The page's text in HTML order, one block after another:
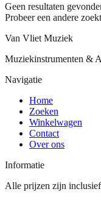
Geen resultaten
Probeer een andere
Van Vliet Muziek
Muziekinstrumenten &
Navigatie
Home
Zoeken
Winkelwagen
Contact
Over ons
Informatie
Alle prijzen zijn